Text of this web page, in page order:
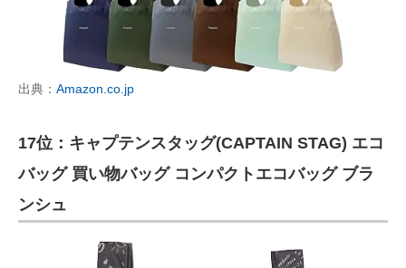
出典： Amazon.co.jp
17位：キャプテンスタッグ(CAPTAIN STAG) エコ
バッグ 買い物バッグ コンパクトエコバッグ ブラ
ンシュ